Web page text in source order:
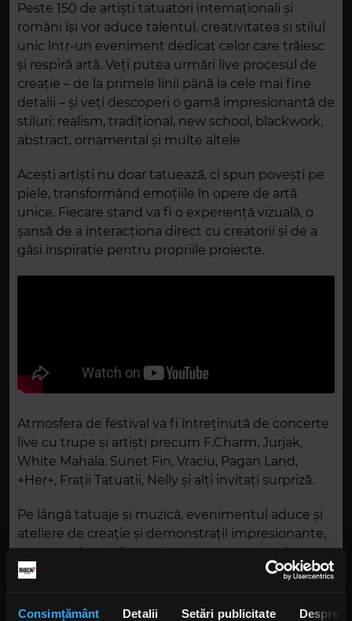
Consimțământ Detalii Setări publicitate Despre
Peste 150 de artiști tatuatori internaționali și
români își vor aduce talentul, creativitatea și stilul
unic într-un eveniment dedicat celor care trăiesc
și respiră artă. Veți putea urmări live procesul de
creație – de la primele linii până la cele mai fine
detalii – și veți descoperi o gamă impresionantă de
stiluri: realism, tradițional, new school, blackwork,
abstract, ornamental și multe altele.
Acești artiști nu doar tatuează, ci spun povești pe
piele, transformând emoțiile în opere de artă
unice. Fiecare stand va fi o experiență vizuală, o
șansă de a interacționa direct cu creatorii și de a
găsi inspirație pentru propriile proiecte.
Atmosfera de festival va fi întreținută de concerte
live cu trupe și artiști precum F.Charm, Jurjak,
White Mahala, Sunet Fin, Vraciu, Pagan Land,
+Her+, Frații Tatuatii, Nelly și alți invitați surpriză.
Pe lângă tatuaje și muzică, evenimentul aduce și
ateliere de creație și demonstrații impresionante,
precum pictură live cu Ana Munteanu, Marius
Jucan și Cornel Ortakovic, sculptură live cu Ionuț
magie din Franța și DJ seturi cu Claudiu Cîrțână.